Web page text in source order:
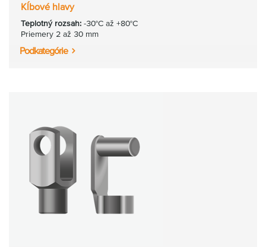
Kĺbové hlavy
Teplotný rozsah: -30°C až +80°C
Priemery 2 až 30 mm
Podkategórie